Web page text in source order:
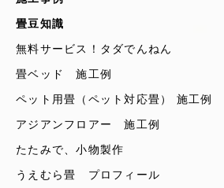
畳豆知識
無料サービス！タダでんねん
畳ベッド 施工例
ペット用畳（ペット対応畳） 施工例
アジアンフロアー 施工例
たたみで、小物製作
うえむら畳 プロフィール